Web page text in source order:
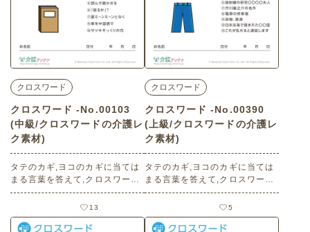
クロスワード
クロスワード -No.00103
(中級/クロスワードの介護レ
ク素材)
タテのカギ,ヨコのカギに当ては
まる言葉を答えて,クロスワード
を完成させましょう。（小文字
のッ・ャ・ョなどは大文字で書
きます） 老人ホームやデイサー
ビスセンター、ご自宅などで印
13
クロスワード
クロスワード -No.00390
(上級/クロスワードの介護レ
ク素材)
タテのカギ,ヨコのカギに当ては
まる言葉を答えて,クロスワード
を完成させましょう。（小文字
のッ・ャ・ョなどは大文字で書
きます） 老人ホームやデイサー
ビスセンター、ご自宅などで印
5